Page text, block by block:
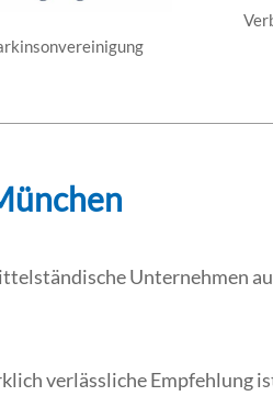
Unternehmen
verlässliche Empfehlung